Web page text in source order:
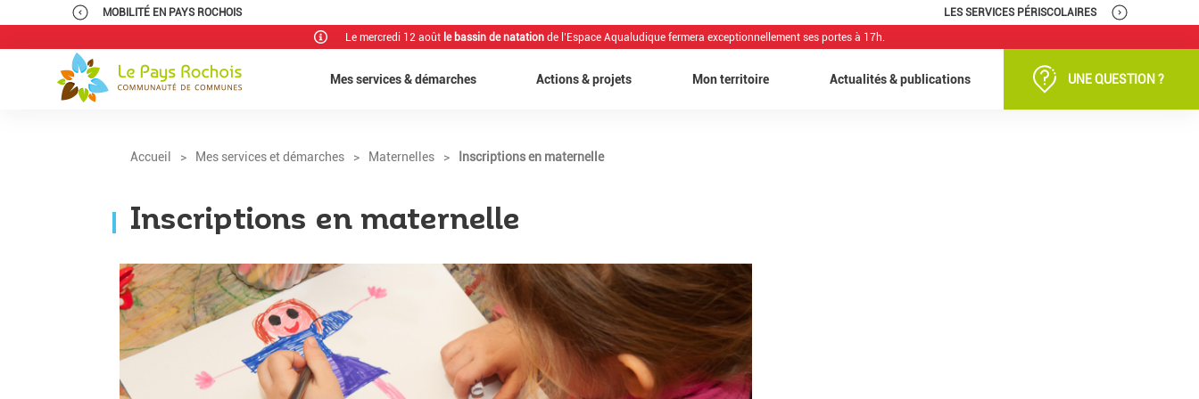
MOBILITÉ EN PAYS ROCHOIS
LES SERVICES PÉRISCOLAIRES
Le mercredi 12 août le bassin de natation de l’Espace Aqualudique fermera exceptionnellement ses portes à 17h.
Mes services & démarches Actions & projets Mon territoire Actualités & publications UNE QUESTION ?
Accueil > Mes services et démarches > Maternelles > Inscriptions en maternelle
Inscriptions en maternelle